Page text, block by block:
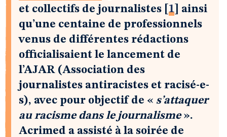
et collectifs de journalistes
1
ainsi
qu’une centaine de professionnels
venus de différentes rédactions
officialisaient le lancement de
l’AJAR (Association des
journalistes antiracistes et racisé-e-
s), avec pour objectif de « s’attaquer
au racisme dans le journalisme».
Acrimed a assisté à la soirée de